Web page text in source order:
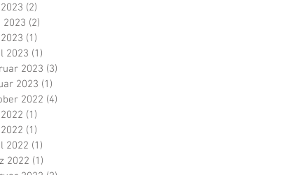
(2)
2023 (2)
(1)
2023 (1)
2023 (3)
2023 (1)
2022 (4)
(1)
(1)
2022 (1)
2022 (1)